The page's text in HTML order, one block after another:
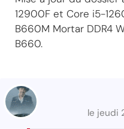
12900F et Core i5-
B660M Mortar DDR4
B660.
le jeudi